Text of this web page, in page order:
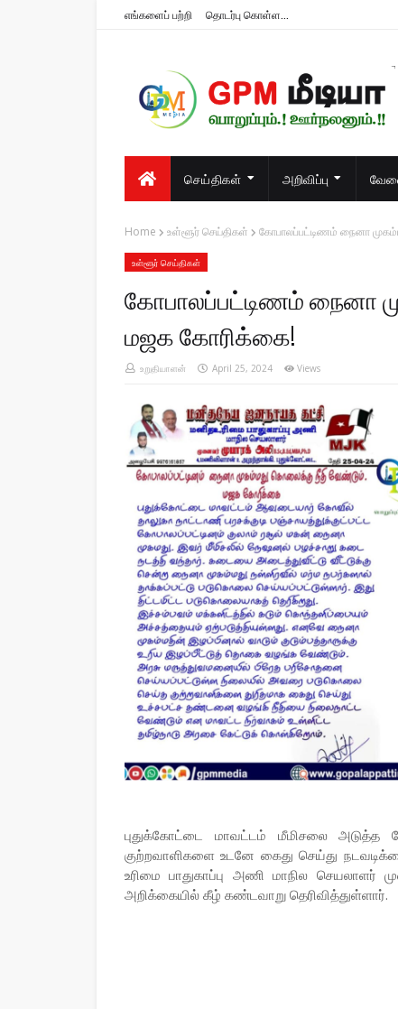
எங்களைப் பற்றி தொடர்பு கொள்ள...
செய்திகள்
அறிவிப்பு
Home உள்ளூர் செய்திகள் கோபாலப்பட்டிணம் நைனா
உள்ளூர் செய்திகள்
கோபாலப்பட்டிணம் நைனா
மஜக கோரிக்கை!
உறுதியாளன் April 25, 2024 Views
புதுக்கோட்டை மாவட்டம் மீமிசலை
குற்றவாளிகளை உடனே கைது செய்து
உரிமை பாதுகாப்பு அணி மாநில
அறிக்கையில் கீழ் கண்டவாறு தெரிவித்துள்ளார்.